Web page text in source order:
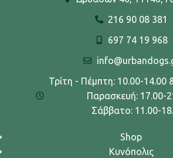
216 90 08 381
697 74 19 968
Τρίτη - Πέμπτη: 10.00-14.00
Παρασκευή: 17.00-
Σάββατο: 11.00-
Shop
Κυνόπολις